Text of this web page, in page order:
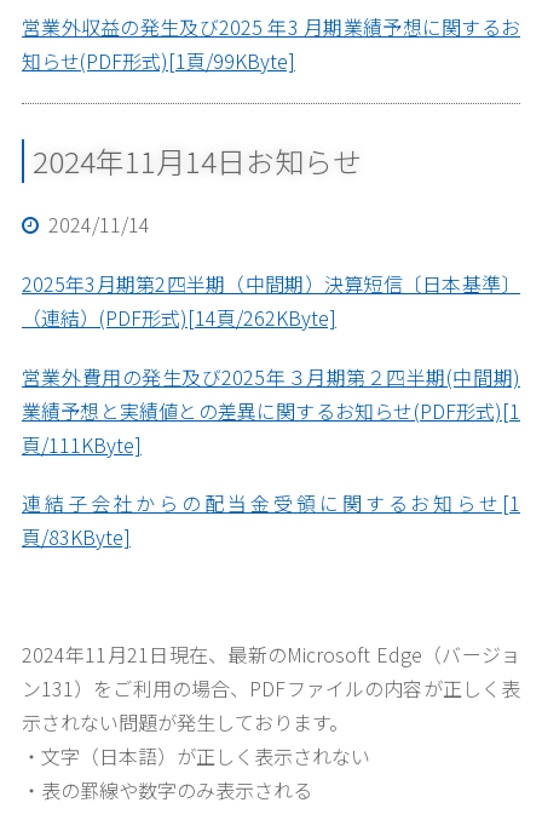
営業外収益の発生及び2025 年3 月期業績予想に関するお
知らせ(PDF形式)[1頁/99KByte]
2024年11月14日お知らせ
2024/11/14
2025年3月期第2四半期（中間期）決算短信〔日本基準〕
（連結）(PDF形式)[14頁/262KByte]
営業外費用の発生及び2025年３月期第２四半期(中間期)
業績予想と実績値との差異に関するお知らせ(PDF形式)[1
頁/111KByte]
連結子会社からの配当金受領に関するお知らせ[1
頁/83KByte]
2024年11月21日現在、最新のMicrosoft Edge（バージョ
ン131）をご利用の場合、PDFファイルの内容が正しく表
示されない問題が発生しております。
・文字（日本語）が正しく表示されない
・表の罫線や数字のみ表示される